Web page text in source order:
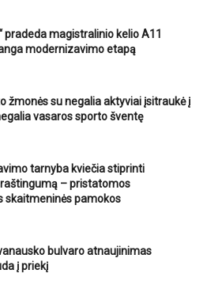
pradeda magistralinio kelio A11
modernizavimo etapą
žmonės su negalia aktyviai įsitraukė į
vasaros sporto šventę
tarnyba kviečia stiprinti
– pristatomos
skaitmeninės pamokos
bulvaro atnaujinimas
į priekį